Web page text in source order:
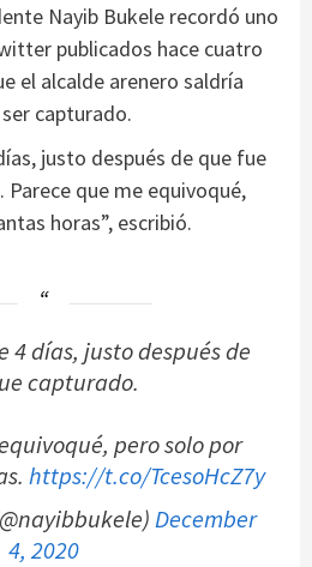
Nayib Bukele recordó uno
publicados hace cuatro
el alcalde arenero saldría
capturado.
justo después de que fue
que me equivoqué,
horas”, escribió.
4 días, justo después de
capturado.
pero solo por
https://t.co/TcesoHcZ7y
December
4, 2020